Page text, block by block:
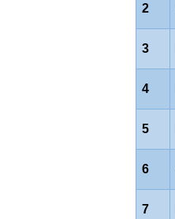
2
3
4
5
6
7